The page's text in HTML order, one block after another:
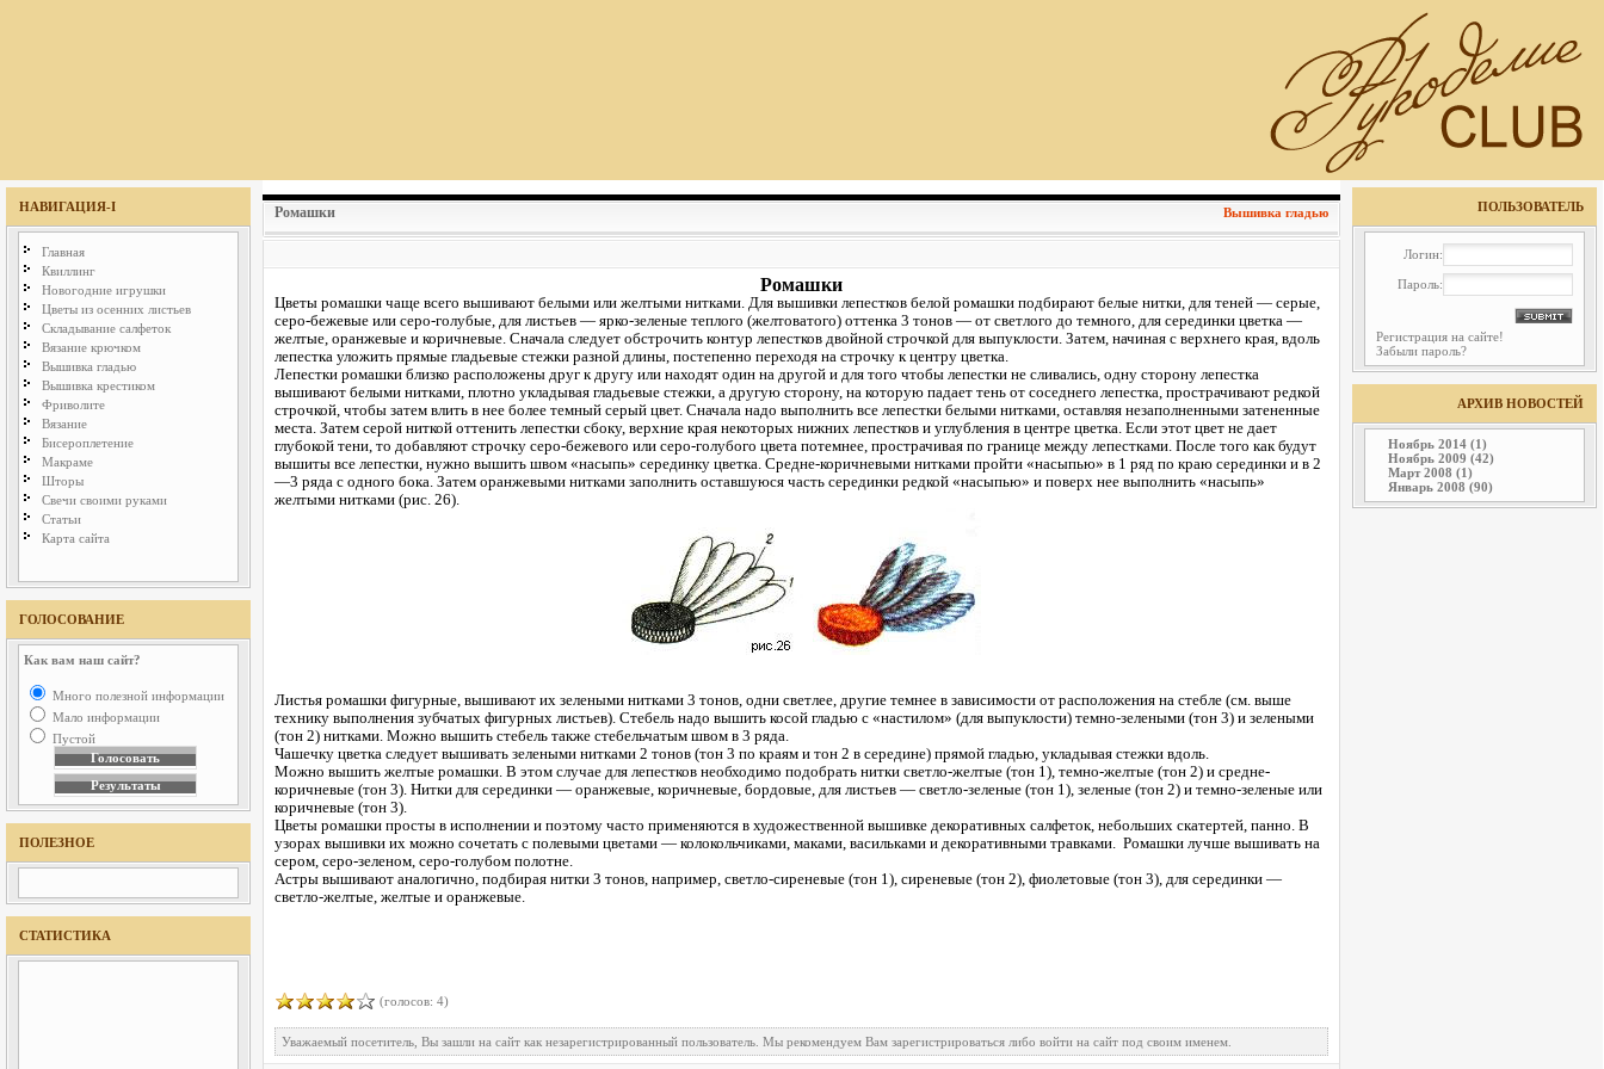
НАВИГАЦИЯ-I
Главная
Квиллинг
Новогодние игрушки
Цветы из осенних листьев
Складывание салфеток
Вязание крючком
Вышивка гладью
Вышивка крестиком
Фриволите
Вязание
Бисероплетение
Макраме
Шторы
Свечи своими руками
Статьи
Карта сайта
ГОЛОСОВАНИЕ
Как вам наш сайт?
Много полезной информации
Мало информации
Пустой
ПОЛЕЗНОЕ
СТАТИСТИКА
Ромашки Вышивка гладью
Ромашки
Цветы ромашки чаще всего вышивают белыми или желтыми нитками. Для вышивки лепестков белой ромашки подбирают белые нитки, для теней — серые,
серо-бежевые или серо-голубые, для листьев — ярко-зеленые теплого (желтоватого) оттенка 3 тонов — от светлого до темного, для серединки цветка —
желтые, оранжевые и коричневые. Сначала следует обстрочить контур лепестков двойной строчкой для выпуклости. Затем, начиная с верхнего края, вдоль
лепестка уложить прямые гладьевые стежки разной длины, постепенно переходя на строчку к центру цветка.
Лепестки ромашки близко расположены друг к другу или находят один на другой и для того чтобы лепестки не сливались, одну сторону лепестка
вышивают белыми нитками, плотно укладывая гладьевые стежки, а другую сторону, на которую падает тень от соседнего лепестка, прострачивают редкой
строчкой, чтобы затем влить в нее более темный серый цвет. Сначала надо выполнить все лепестки белыми нитками, оставляя незаполненными затененные
места. Затем серой ниткой оттенить лепестки сбоку, верхние края некоторых нижних лепестков и углубления в центре цветка. Если этот цвет не дает
глубокой тени, то добавляют строчку серо-бежевого или серо-голубого цвета потемнее, прострачивая по границе между лепестками. После того как будут
вышиты все лепестки, нужно вышить швом «насыпь» серединку цветка. Средне-коричневыми нитками пройти «насыпью» в 1 ряд по краю серединки и в 2
—3 ряда с одного бока. Затем оранжевыми нитками заполнить оставшуюся часть серединки редкой «насыпью» и поверх нее выполнить «насыпь»
желтыми нитками (рис. 26).
Листья ромашки фигурные, вышивают их зелеными нитками 3 тонов, одни светлее, другие темнее в зависимости от расположения на стебле (см. выше
технику выполнения зубчатых фигурных листьев). Стебель надо вышить косой гладью с «настилом» (для выпуклости) темно-зелеными (тон 3) и зелеными
(тон 2) нитками. Можно вышить стебель также стебельчатым швом в 3 ряда.
Чашечку цветка следует вышивать зелеными нитками 2 тонов (тон 3 по краям и тон 2 в середине) прямой гладью, укладывая стежки вдоль.
Можно вышить желтые ромашки. В этом случае для лепестков необходимо подобрать нитки светло-желтые (тон 1), темно-желтые (тон 2) и средне-
коричневые (тон 3). Нитки для серединки — оранжевые, коричневые, бордовые, для листьев — светло-зеленые (тон 1), зеленые (тон 2) и темно-зеленые или
коричневые (тон 3).
Цветы ромашки просты в исполнении и поэтому часто применяются в художественной вышивке декоративных салфеток, небольших скатертей, панно. В
узорах вышивки их можно сочетать с полевыми цветами — колокольчиками, маками, васильками и декоративными травками. Ромашки лучше вышивать на
сером, серо-зеленом, серо-голубом полотне.
Астры вышивают аналогично, подбирая нитки 3 тонов, например, светло-сиреневые (тон 1), сиреневые (тон 2), фиолетовые (тон 3), для серединки —
светло-желтые, желтые и оранжевые.
(голосов: 4)
Уважаемый посетитель, Вы зашли на сайт как незарегистрированный пользователь. Мы рекомендуем Вам зарегистрироваться либо войти на сайт под своим именем.
ПОЛЬЗОВАТЕЛЬ
Логин:
Пароль:
Регистрация на сайте!
Забыли пароль?
АРХИВ НОВОСТЕЙ
Ноябрь 2014 (1)
Ноябрь 2009 (42)
Март 2008 (1)
Январь 2008 (90)